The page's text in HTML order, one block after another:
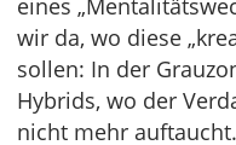
eines
wir da, wo diese
sollen: In der
Hybrids, wo der
nicht mehr